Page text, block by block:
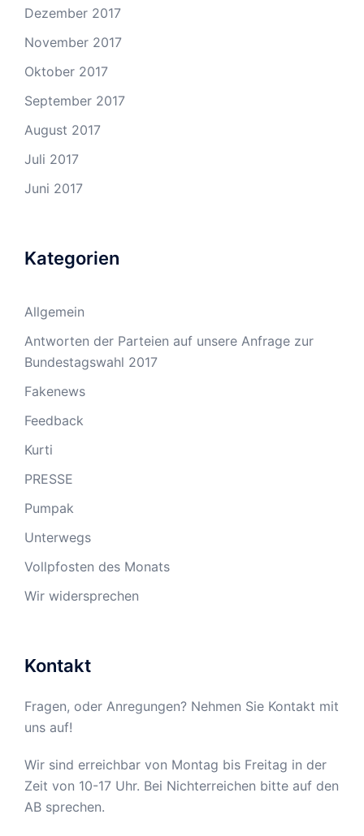
Dezember 2017
November 2017
Oktober 2017
September 2017
August 2017
Juli 2017
Juni 2017
Kategorien
Allgemein
Antworten der Parteien auf unsere Anfrage zur
Bundestagswahl 2017
Fakenews
Feedback
Kurti
PRESSE
Pumpak
Unterwegs
Vollpfosten des Monats
Wir widersprechen
Kontakt
Fragen, oder Anregungen? Nehmen Sie Kontakt mit
uns auf!
Wir sind erreichbar von Montag bis Freitag in der
Zeit von 10-17 Uhr. Bei Nichterreichen bitte auf den
AB sprechen.